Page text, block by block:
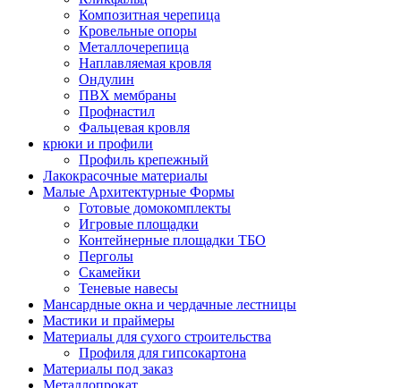
Композитная черепица
Кровельные опоры
Металлочерепица
Наплавляемая кровля
Ондулин
ПВХ мембраны
Профнастил
Фальцевая кровля
крюки и профили
Профиль крепежный
Лакокрасочные материалы
Малые Архитектурные Формы
Готовые домокомплекты
Игровые площадки
Контейнерные площадки ТБО
Перголы
Скамейки
Теневые навесы
Мансардные окна и чердачные лестницы
Мастики и праймеры
Материалы для сухого строительства
Профиля для гипсокартона
Материалы под заказ